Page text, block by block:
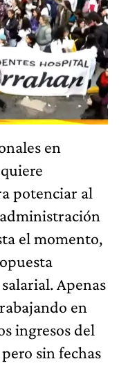
en
potenciar al
el momento,
Apenas
en
ingresos del
sin fechas